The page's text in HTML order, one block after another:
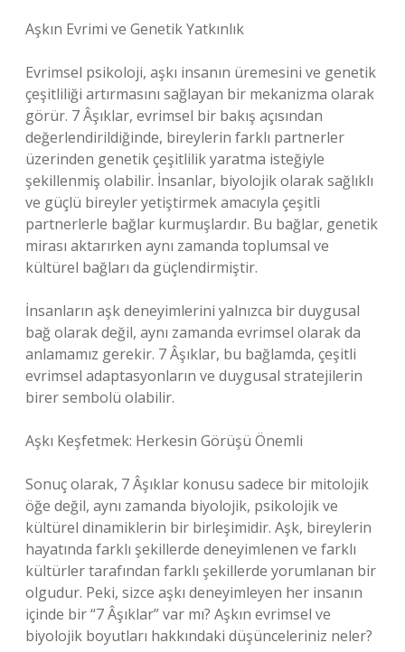
Aşkın Evrimi ve Genetik Yatkınlık
Evrimsel psikoloji, aşkı insanın üremesini ve genetik
çeşitliliği artırmasını sağlayan bir mekanizma olarak
görür. 7 Âşıklar, evrimsel bir bakış açısından
değerlendirildiğinde, bireylerin farklı partnerler
üzerinden genetik çeşitlilik yaratma isteğiyle
şekillenmiş olabilir. İnsanlar, biyolojik olarak sağlıklı
ve güçlü bireyler yetiştirmek amacıyla çeşitli
partnerlerle bağlar kurmuşlardır. Bu bağlar, genetik
mirası aktarırken aynı zamanda toplumsal ve
kültürel bağları da güçlendirmiştir.
İnsanların aşk deneyimlerini yalnızca bir duygusal
bağ olarak değil, aynı zamanda evrimsel olarak da
anlamamız gerekir. 7 Âşıklar, bu bağlamda, çeşitli
evrimsel adaptasyonların ve duygusal stratejilerin
birer sembolü olabilir.
Aşkı Keşfetmek: Herkesin Görüşü Önemli
Sonuç olarak, 7 Âşıklar konusu sadece bir mitolojik
öğe değil, aynı zamanda biyolojik, psikolojik ve
kültürel dinamiklerin bir birleşimidir. Aşk, bireylerin
hayatında farklı şekillerde deneyimlenen ve farklı
kültürler tarafından farklı şekillerde yorumlanan bir
olgudur. Peki, sizce aşkı deneyimleyen her insanın
içinde bir “7 Âşıklar” var mı? Aşkın evrimsel ve
biyolojik boyutları hakkındaki düşünceleriniz neler?